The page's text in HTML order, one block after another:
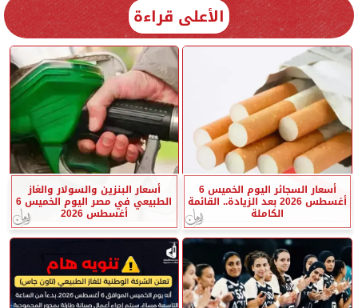
الأعلى قراءة
أسعار السجائر اليوم الخميس 6
أغسطس 2026 بعد الزيادة.. القائمة
الكاملة
أسعار البنزين والسولار والغاز
الطبيعي في مصر اليوم الخميس 6
أغسطس 2026